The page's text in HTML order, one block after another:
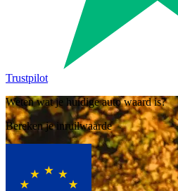
Trustpilot
Weten wat je huidige auto waard is?
Bereken je inruilwaarde